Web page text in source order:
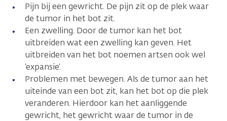
Pijn bij een gewricht. De pijn zit op de plek waar
de tumor in het bot zit.
Een zwelling. Door de tumor kan het bot
uitbreiden wat een zwelling kan geven. Het
uitbreiden van het bot noemen artsen ook wel
‘expansie’.
Problemen met bewegen. Als de tumor aan het
uiteinde van een bot zit, kan het bot op die plek
veranderen. Hierdoor kan het aanliggende
gewricht, het gewricht waar de tumor in de